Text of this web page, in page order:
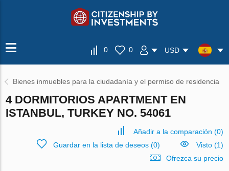
0 0 USD
Bienes inmuebles para la ciudadanía y el permiso de residencia
4 DORMITORIOS APARTMENT EN
ISTANBUL, TURKEY NO. 54061
Añadir a la comparación (0)
Guardar en la lista de deseos(0)
Visto (1)
Ofrezca su precio